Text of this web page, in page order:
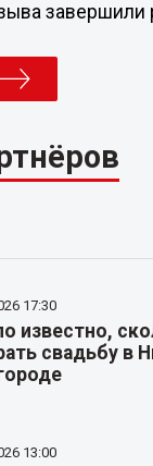
завершили
17:30
известно,
свадьбу в
13:00